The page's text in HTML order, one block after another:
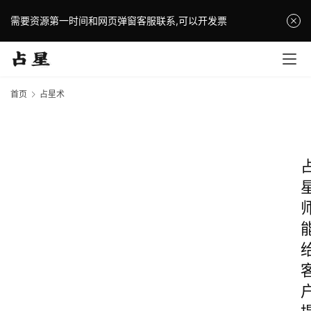
需要资源第一时间和网页弹窗客服联系,可以开发票
首页 占星术